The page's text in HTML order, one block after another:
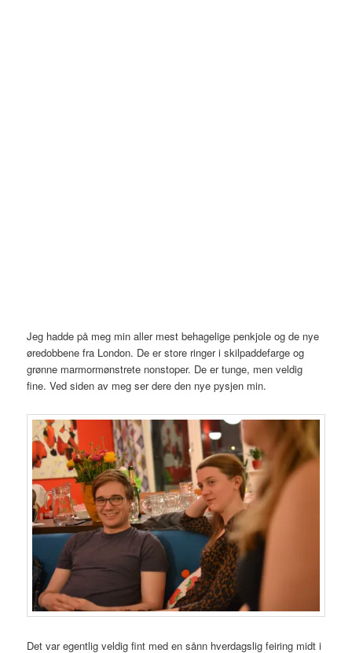
Jeg hadde på meg min aller mest behagelige penkjole og de nye
øredobbene fra London. De er store ringer i skilpaddefarge og
grønne marmormønstrete nonstoper. De er tunge, men veldig
fine. Ved siden av meg ser dere den nye pysjen min.
Det var egentlig veldig fint med en sånn hverdagslig feiring midt i